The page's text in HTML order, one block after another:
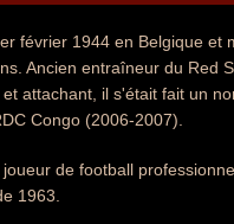
février 1944 en Belgique
Ancien entraîneur du Red
attachant, il s'était fait un
Congo (2006-2007).
de football
1963.